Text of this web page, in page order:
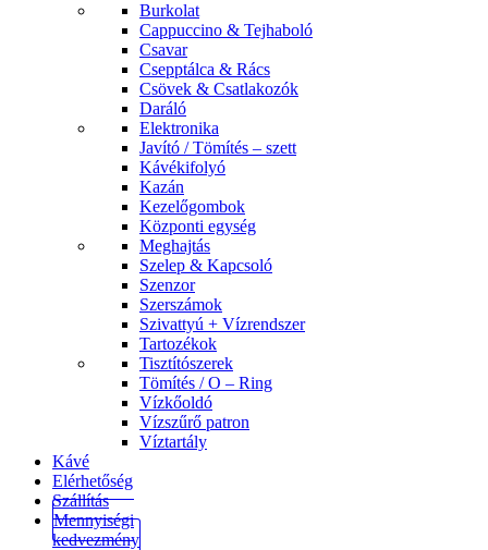
Burkolat
Cappuccino & Tejhaboló
Csavar
Csepptálca & Rács
Csövek & Csatlakozók
Daráló
Elektronika
Javító / Tömítés – szett
Kávékifolyó
Kazán
Kezelőgombok
Központi egység
Meghajtás
Szelep & Kapcsoló
Szenzor
Szerszámok
Szivattyú + Vízrendszer
Tartozékok
Tisztítószerek
Tömítés / O – Ring
Vízkőoldó
Vízszűrő patron
Víztartály
Kávé
Elérhetőség
Szállítás
Mennyiségi
kedvezmény